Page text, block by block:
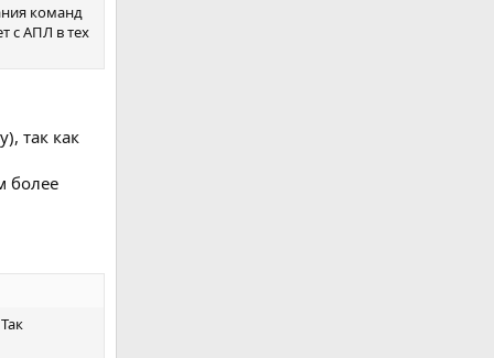
команд
с АПЛ в тех
так как
более